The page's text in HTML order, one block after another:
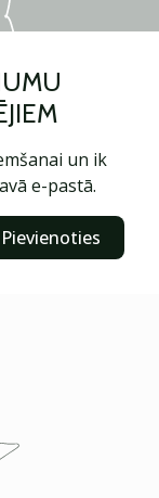
un ik
e-pastā.
Pievienoties